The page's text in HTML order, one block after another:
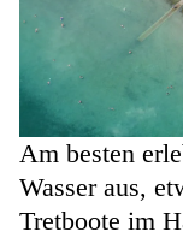
Am besten
Wasser aus,
Tretboote im